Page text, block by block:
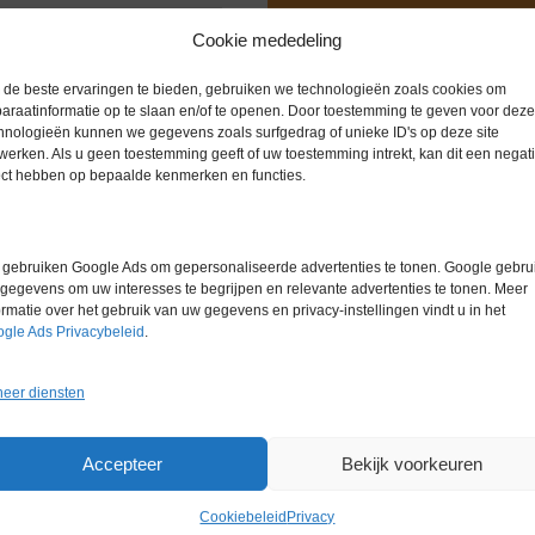
Cookie mededeling
de beste ervaringen te bieden, gebruiken we technologieën zoals cookies om
op te slaan en/of te openen. Door toestemming te geven voor deze
kunnen we gegevens zoals surfgedrag of unieke ID's op deze site
Als u geen toestemming geeft of uw toestemming intrekt, kan dit een
hebben op bepaalde kenmerken en functies.
gebruiken Google Ads om gepersonaliseerde advertenties te tonen. Google
om uw interesses te begrijpen en relevante advertenties te tonen. Meer
over het gebruik van uw gegevens en privacy-instellingen vindt u in het
Ads Privacybeleid
diensten
Accepteer Bekijk voorkeuren
Cookiebeleid Privacy
Extra informatie
Gewicht 0,0 kg
Garantie 6 maanden